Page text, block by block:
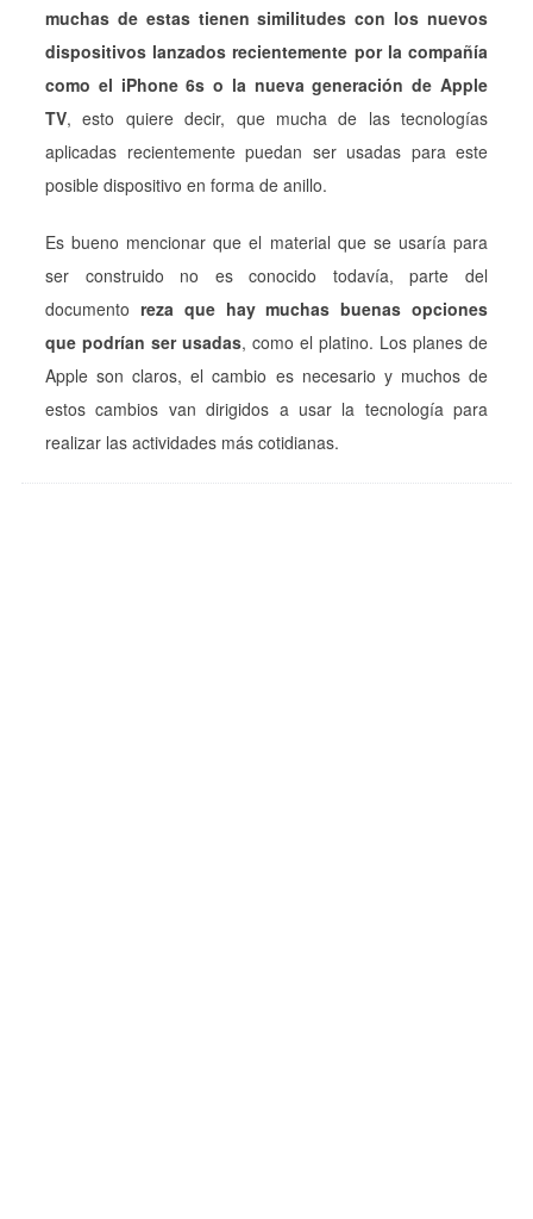
muchas de estas tienen similitudes con los nuevos
dispositivos lanzados recientemente por la compañía
como el iPhone 6s o la nueva generación de Apple
TV, esto quiere decir, que mucha de las tecnologías
aplicadas recientemente puedan ser usadas para este
posible dispositivo en forma de anillo.
Es bueno mencionar que el material que se usaría para
ser construido no es conocido todavía, parte del
documento reza que hay muchas buenas opciones
que podrían ser usadas, como el platino. Los planes de
Apple son claros, el cambio es necesario y muchos de
estos cambios van dirigidos a usar la tecnología para
realizar las actividades más cotidianas.